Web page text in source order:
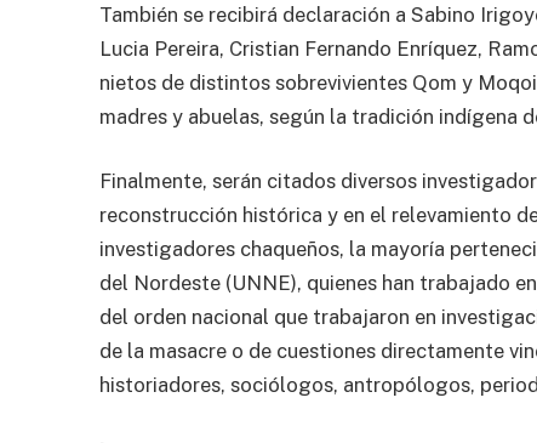
También se recibirá declaración a Sabino
Lucia Pereira, Cristian Fernando Enríquez,
nietos de distintos sobrevivientes Qom y
madres y abuelas, según la tradición indígena
Finalmente, serán citados diversos
reconstrucción histórica y en el relevamiento
investigadores chaqueños, la mayoría
del Nordeste (UNNE), quienes han trabajado
del orden nacional que trabajaron en
de la masacre o de cuestiones directamente
historiadores, sociólogos, antropólogos,